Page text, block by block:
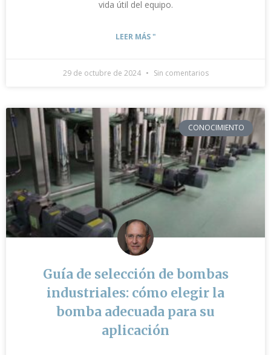
vida útil del equipo.
LEER MÁS "
29 de octubre de 2024 Sin comentarios
CONOCIMIENTO
Guía de selección de bombas
industriales: cómo elegir la
bomba adecuada para su
aplicación